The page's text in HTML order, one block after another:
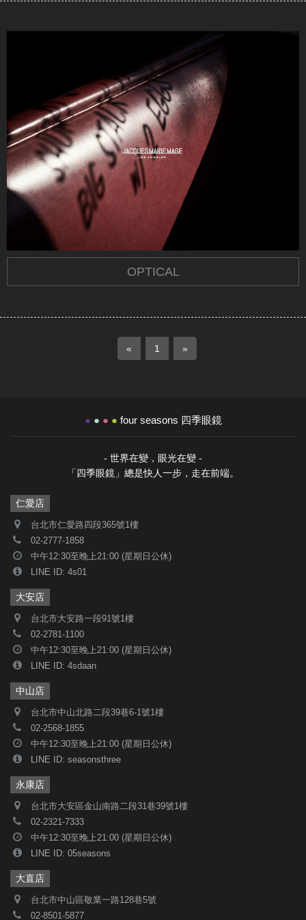
OPTICAL
« 1 »
● ● ● ● four seasons 四季眼鏡
- 世界在變，眼光在變 -
「四季眼鏡」總是快人一步，走在前端。
仁愛店
台北市仁愛路四段365號1樓
02-2777-1858
中午12:30至晚上21:00 (星期日公休)
LINE ID: 4s01
大安店
台北市大安路一段91號1樓
02-2781-1100
中午12:30至晚上21:00 (星期日公休)
LINE ID: 4sdaan
中山店
台北市中山北路二段39巷6-1號1樓
02-2568-1855
中午12:30至晚上21:00 (星期日公休)
LINE ID: seasonsthree
永康店
台北市大安區金山南路二段31巷39號1樓
02-2321-7333
中午12:30至晚上21:00 (星期日公休)
LINE ID: 05seasons
大直店
台北市中山區敬業一路128巷5號
02-8501-5877